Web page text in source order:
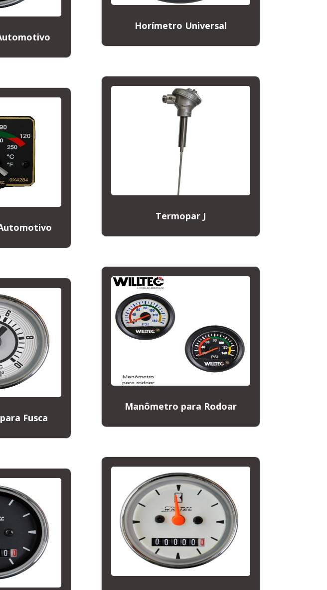
Fusca
Horímetro Universal
Termopar J
Manômetro para Rodoar